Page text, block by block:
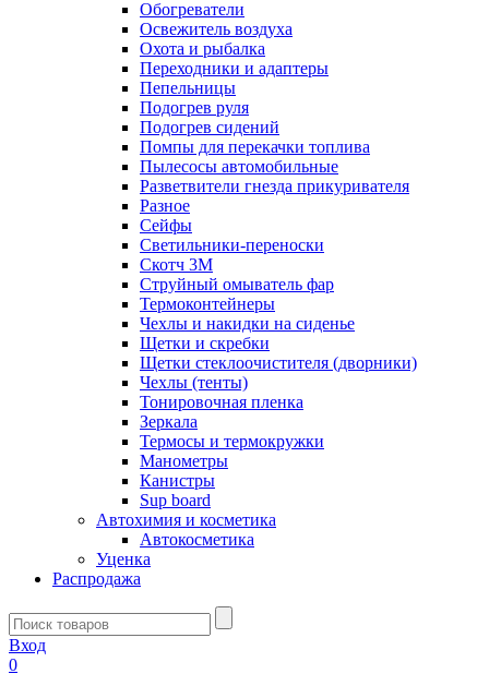
Обогреватели
Освежитель воздуха
Охота и рыбалка
Переходники и адаптеры
Пепельницы
Подогрев руля
Подогрев сидений
Помпы для перекачки топлива
Пылесосы автомобильные
Разветвители гнезда прикуривателя
Разное
Сейфы
Светильники-переноски
Скотч 3М
Струйный омыватель фар
Термоконтейнеры
Чехлы и накидки на сиденье
Щетки и скребки
Щетки стеклоочистителя (дворники)
Чехлы (тенты)
Тонировочная пленка
Зеркалa
Термосы и термокружки
Манометры
Канистры
Sup board
Автохимия и косметика
Автокосметика
Уценка
Распродажа
Вход
0